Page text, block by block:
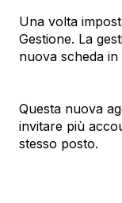
Una volta
Gestione. La
nuova scheda
Questa nuova
invitare più
stesso posto.